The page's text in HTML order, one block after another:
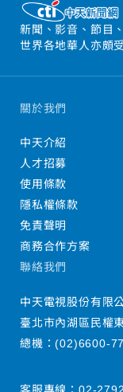
新聞、影音、節目
世界各地華人亦頗
關於我們
中天介紹
人才招募
使用條款
隱私權條款
免責聲明
商務合作方案
聯絡我們
中天電視股份有限
臺北市內湖區民權
總機：(02)6600-